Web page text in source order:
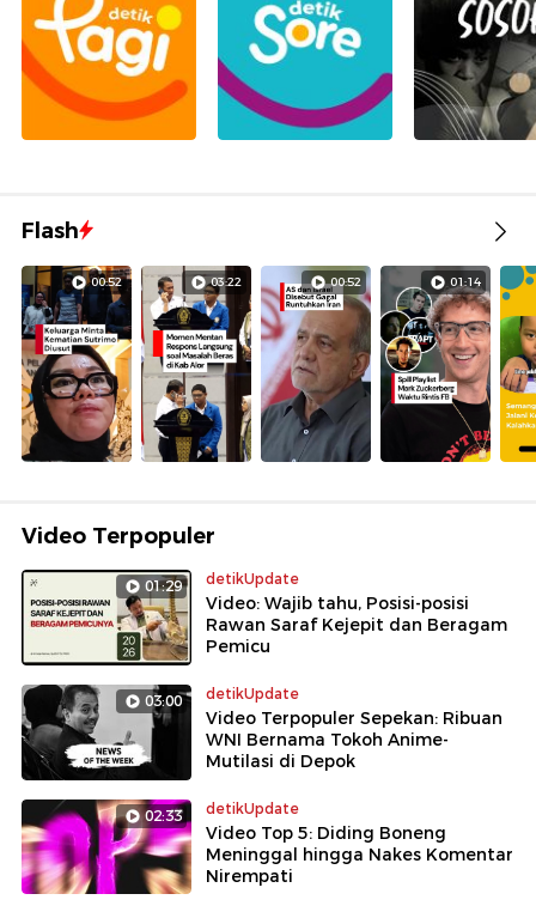
Flash
00:52 03:22 00:52 01:14
Video Terpopuler
01:29 detikUpdate
Video: Wajib tahu, Posisi-posisi
Rawan Saraf Kejepit dan Beragam
Pemicu
03:00 detikUpdate
Video Terpopuler Sepekan: Ribuan
WNI Bernama Tokoh Anime-
Mutilasi di Depok
02:33 detikUpdate
Video Top 5: Diding Boneng
Meninggal hingga Nakes Komentar
Nirempati